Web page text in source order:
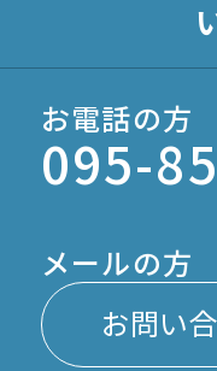
お電話の方
095-
メールの方
お問い